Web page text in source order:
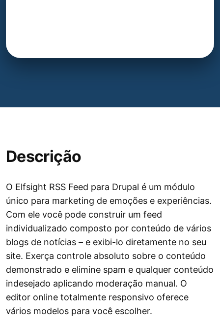
Descrição
O Elfsight RSS Feed para Drupal é um módulo
único para marketing de emoções e experiências.
Com ele você pode construir um feed
individualizado composto por conteúdo de vários
blogs de notícias – e exibi-lo diretamente no seu
site. Exerça controle absoluto sobre o conteúdo
demonstrado e elimine spam e qualquer conteúdo
indesejado aplicando moderação manual. O
editor online totalmente responsivo oferece
vários modelos para você escolher.